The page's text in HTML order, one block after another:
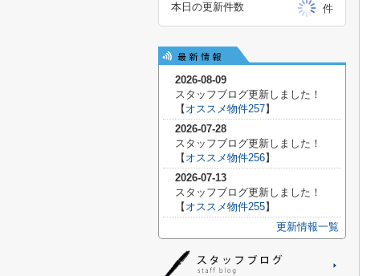
本日の更新件数
件
2026-08-09
スタッフブログ更新しました！
【 オススメ物件257】
2026-07-28
スタッフブログ更新しました！
【 オススメ物件256】
2026-07-13
スタッフブログ更新しました！
【 オススメ物件255】
更新情報一覧